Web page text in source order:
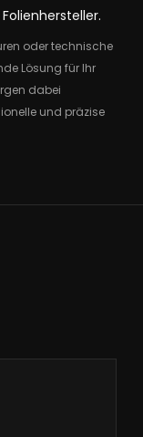
oder technische
Lösung für Ihr
dabei
und präzise